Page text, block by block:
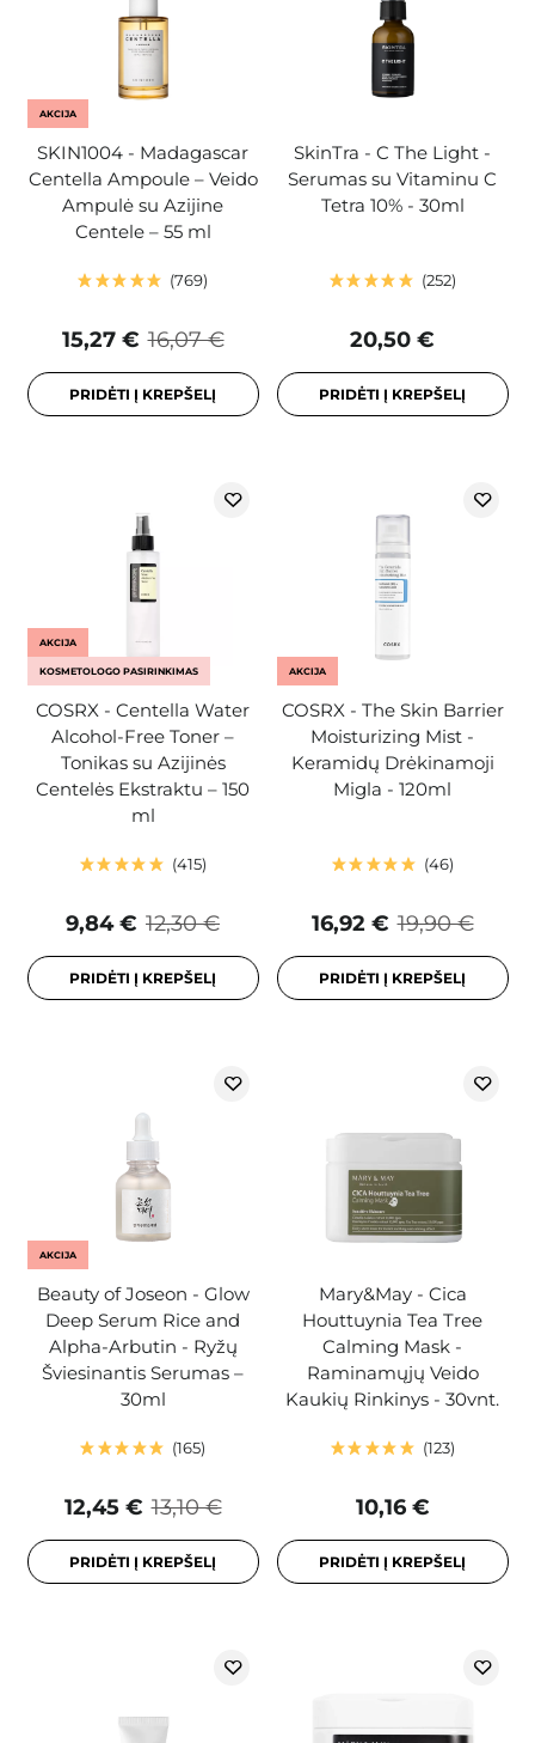
AKCIJA
SKIN1004 - Madagascar
Centella Ampoule – Veido
Ampulė su Azijine
Centele – 55 ml
769
16,07 €
15,27 €
PRIDĖTI Į KREPŠELĮ
SkinTra - C The Light -
Serumas su Vitaminu C
Tetra 10% - 30ml
252
20,50 €
PRIDĖTI Į KREPŠELĮ
AKCIJA
KOSMETOLOGO PASIRINKIMAS
COSRX - Centella Water
Alcohol-Free Toner –
Tonikas su Azijinės
Centelės Ekstraktu – 150
ml
415
12,30 €
9,84 €
PRIDĖTI Į KREPŠELĮ
AKCIJA
COSRX - The Skin Barrier
Moisturizing Mist -
Keramidų Drėkinamoji
Migla - 120ml
46
19,90 €
16,92 €
PRIDĖTI Į KREPŠELĮ
AKCIJA
Beauty of Joseon - Glow
Deep Serum Rice and
Alpha-Arbutin - Ryžų
Šviesinantis Serumas –
30ml
165
13,10 €
12,45 €
PRIDĖTI Į KREPŠELĮ
Mary&May - Cica
Houttuynia Tea Tree
Calming Mask -
Raminamųjų Veido
Kaukių Rinkinys - 30vnt.
123
10,16 €
PRIDĖTI Į KREPŠELĮ